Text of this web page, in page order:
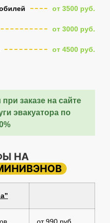
от 3500 руб.
от 3000 руб.
от 4500 руб.
заказе на сайте
эвакуатора по
НА
от 990 руб.